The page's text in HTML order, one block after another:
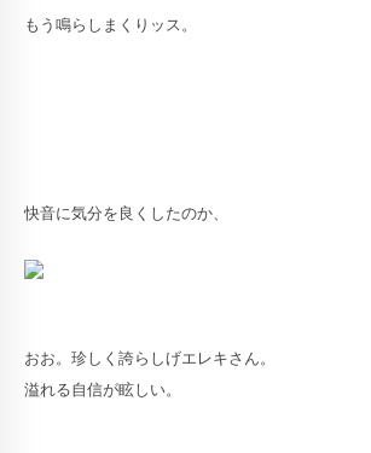
もう鳴らしまくりッス。
快音に気分を良くしたのか、
おお。珍しく誇らしげエレキさん。
溢れる自信が眩しい。